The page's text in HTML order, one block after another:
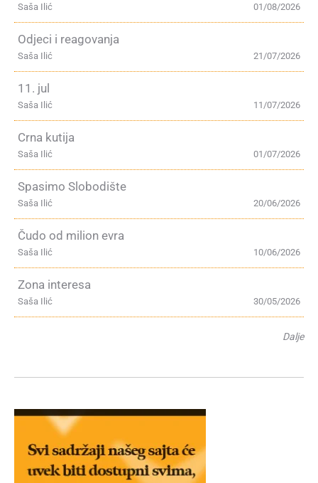
01/08/2026
Saša Ilić
Odjeci i reagovanja
21/07/2026
Saša Ilić
11. jul
11/07/2026
Saša Ilić
Crna kutija
01/07/2026
Saša Ilić
Spasimo Slobodište
20/06/2026
Saša Ilić
Čudo od milion evra
10/06/2026
Saša Ilić
Zona interesa
30/05/2026
Saša Ilić
Dalje